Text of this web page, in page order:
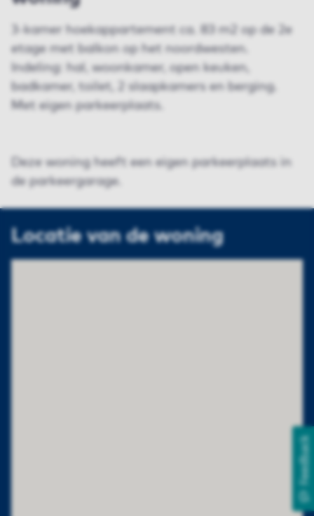
3-kamer hoekappartement ca. 83 m2 op de 2e
etage met balkon op het noordwesten.
Indeling: hal, woonkamer, open keuken,
badkamer, toilet, 2 slaapkamers en berging.
Met eigen parkeerplaats.
Deze woning heeft een eigen parkeerplaats in
de parkeergarage.
Locatie van de woning
Feedback